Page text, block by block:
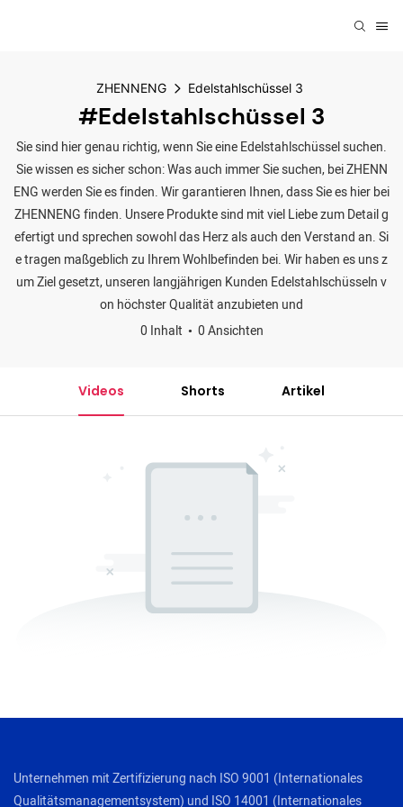
ZHENNENG Edelstahlschüssel 3
#Edelstahlschüssel 3
Sie sind hier genau richtig, wenn Sie eine Edelstahlschüssel suchen.
Sie wissen es sicher schon: Was auch immer Sie suchen, bei ZHENN
ENG werden Sie es finden. Wir garantieren Ihnen, dass Sie es hier bei
ZHENNENG finden. Unsere Produkte sind mit viel Liebe zum Detail g
efertigt und sprechen sowohl das Herz als auch den Verstand an. Si
e tragen maßgeblich zu Ihrem Wohlbefinden bei. Wir haben es uns z
um Ziel gesetzt, unseren langjährigen Kunden Edelstahlschüsseln v
on höchster Qualität anzubieten und
0 Inhalt
0 Ansichten
Videos Shorts Artikel
Unternehmen mit Zertifizierung nach ISO 9001 (Internationales
Qualitätsmanagementsystem) und ISO 14001 (Internationales